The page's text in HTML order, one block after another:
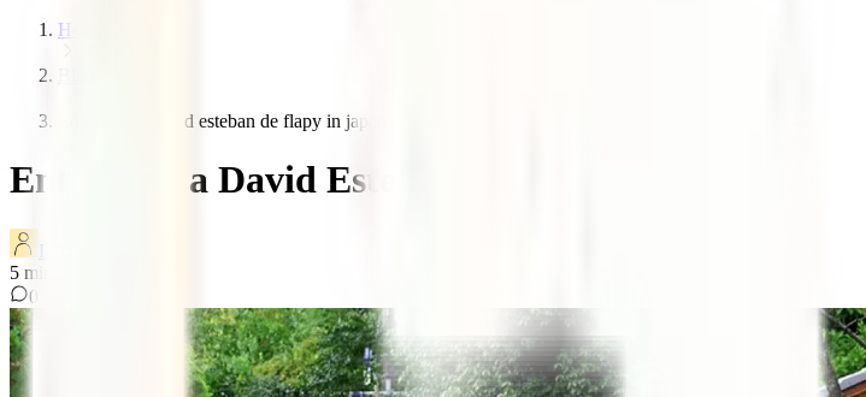
Home
Entrevista a david esteban de flapy in japan
Entrevista a David Esteban de Flapy in Japan
5 minutos de lectura
0